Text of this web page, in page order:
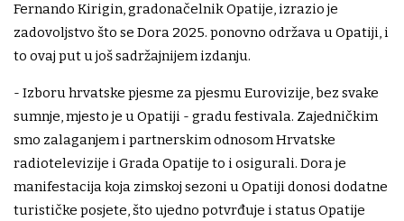
Fernando Kirigin, gradonačelnik Opatije, izrazio je
zadovoljstvo što se Dora 2025. ponovno održava u Opatiji, i
to ovaj put u još sadržajnijem izdanju.
- Izboru hrvatske pjesme za pjesmu Eurovizije, bez svake
sumnje, mjesto je u Opatiji - gradu festivala. Zajedničkim
smo zalaganjem i partnerskim odnosom Hrvatske
radiotelevizije i Grada Opatije to i osigurali. Dora je
manifestacija koja zimskoj sezoni u Opatiji donosi dodatne
turističke posjete, što ujedno potvrđuje i status Opatije